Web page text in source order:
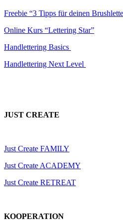
Freebie “3 Tipps für deinen
Online Kurs “Lettering Star”
Handlettering Basics
Handlettering Next Level
JUST CREATE
Just Create FAMILY
Just Create ACADEMY
Just Create RETREAT
KOOPERATION